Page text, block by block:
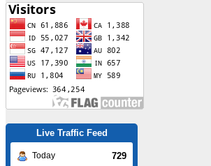
Live Traffic Feed
Today 729